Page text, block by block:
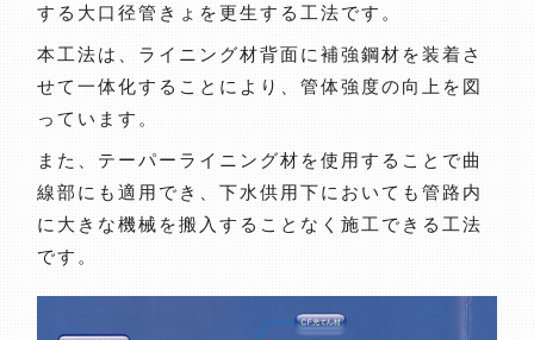
する大口径管きょを更生する工法です。
本工法は、ライニング材背面に補強鋼材を装着さ
せて一体化することにより、管体強度の向上を図
っています。
また、テーパーライニング材を使用することで曲
線部にも適用でき、下水供用下においても管路内
に大きな機械を搬入することなく施工できる工法
です。